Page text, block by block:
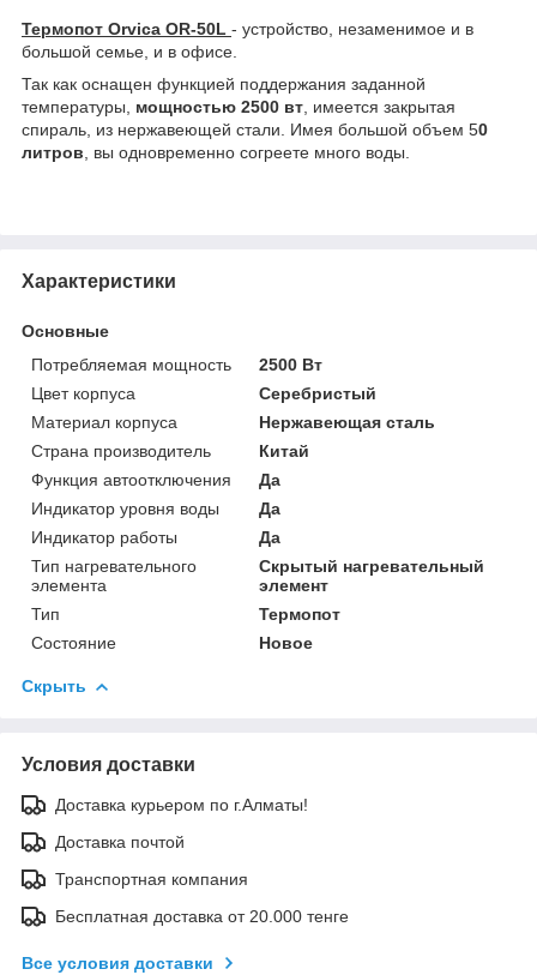
Термопот Orvica OR-50L - устройство, незаменимое и в
большой семье, и в офисе.
Так как оснащен функцией поддержания заданной
температуры,
мощностью 2500 вт , имеется закрытая
спираль, из нержавеющей стали. Имея большой объем 50
литров , вы одновременно согреете много воды.
Характеристики
Основные
Потребляемая мощность
2500 Вт
Цвет корпуса
Серебристый
Материал корпуса
Нержавеющая сталь
Страна производитель
Китай
Функция автоотключения
Да
Индикатор уровня воды
Да
Индикатор работы
Да
Тип нагревательного
элемента
Скрытый нагревательный
элемент
Тип
Термопот
Состояние
Новое
Скрыть
Условия доставки
Доставка курьером по г.Алматы!
Доставка почтой
Транспортная компания
Бесплатная доставка от 20.000 тенге
Все условия доставки